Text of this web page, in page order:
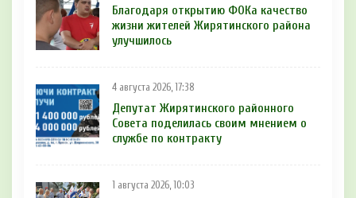
Благодаря открытию ФОКа качество
жизни жителей Жирятинского района
улучшилось
4 августа 2026, 17:38
Депутат Жирятинского районного
Совета поделилась своим мнением о
службе по контракту
1 августа 2026, 10:03